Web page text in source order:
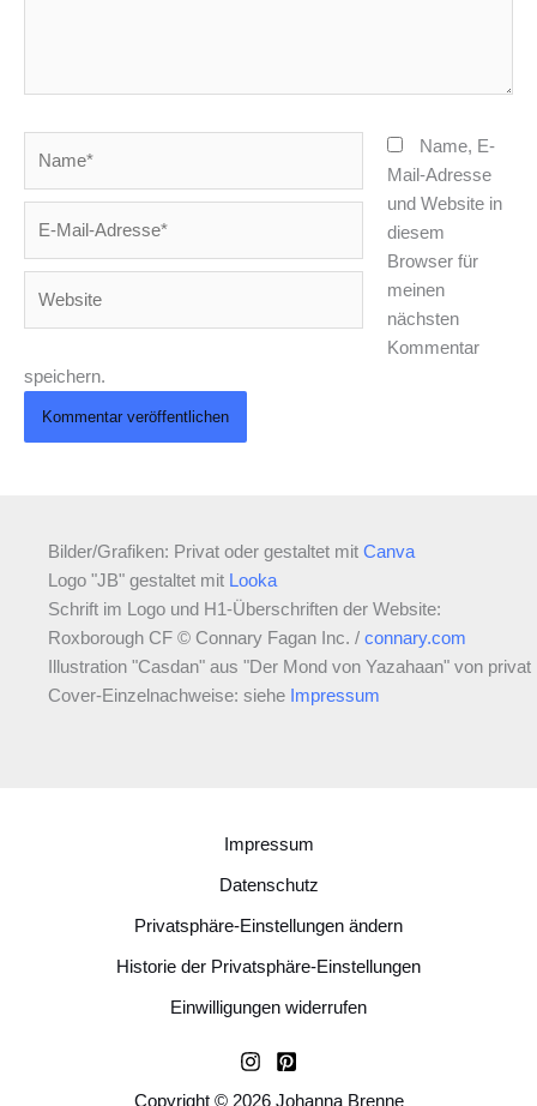
Adresse*
Name, E-
Mail-Adresse
und Website in
diesem
Browser für
meinen
nächsten
Kommentar
speichern.
Bilder/Grafiken: Privat oder gestaltet mit Canva
Logo "JB" gestaltet mit Looka
Schrift im Logo und H1-Überschriften der Website:
Roxborough CF © Connary Fagan Inc. / connary.com
Illustration "Casdan" aus "Der Mond von Yazahaan" von privat
Cover-Einzelnachweise: siehe Impressum
Impressum
Datenschutz
Privatsphäre-Einstellungen ändern
Historie der Privatsphäre-Einstellungen
Einwilligungen widerrufen
Copyright © 2026 Johanna Brenne